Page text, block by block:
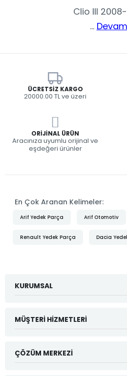
Clio III
...
ÜCRETSIZ KARGO
20000.00 TL ve üzeri
ORIJINAL ÜRÜN
Aracınıza uyumlu orijinal ve
eşdeğeri ürünler
En Çok Aranan Kelimeler:
Arif Yedek Parça Arif Otomotiv
Renault Yedek Parça Dacia
KURUMSAL
MÜŞTERI HIZMETLERI
ÇÖZÜM MERKEZI